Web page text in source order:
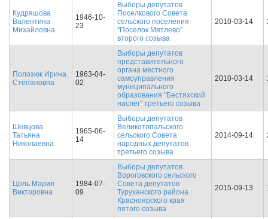
Кудряшова
Валентина
Михайловна
1946-10-
23
Выборы депутатов
Поселкового Совета
сельского поселения
"Поселок Мятлево"
второго созыва
2010-03-14
Полозюк Ирина
Степановна
1963-04-
02
Выборы депутатов
представительного
органа местного
самоуправления
муниципального
образования "Бестяхский
наслег" третьего созыва
2010-03-14
Шевцова
Татьяна
Николаевна
1965-06-
14
Выборы депутатов
Великотопальского
сельского Совета
народных депутатов
третьего созыва
2014-09-14
Цоль Мария
Викторовна
1984-07-
09
Выборы депутатов
Вороговского сельского
Совета депутатов
Туруханского района
Красноярского края
пятого созыва
2015-09-13